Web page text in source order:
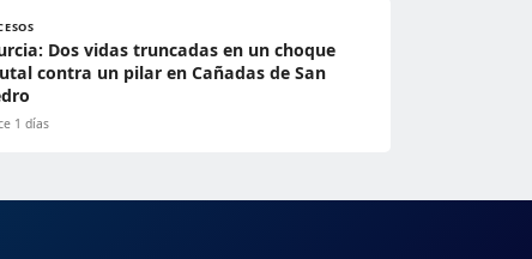
Dos vidas truncadas en un choque
contra un pilar en Cañadas de San
1 días